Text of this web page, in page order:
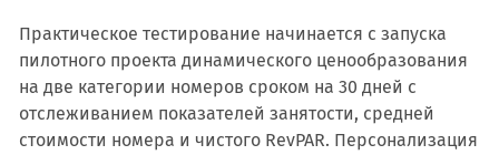
Практическое тестирование начинается с запуска
пилотного проекта динамического ценообразования
на две категории номеров сроком на 30 дней с
отслеживанием показателей занятости, средней
стоимости номера и чистого RevPAR. Персонализация